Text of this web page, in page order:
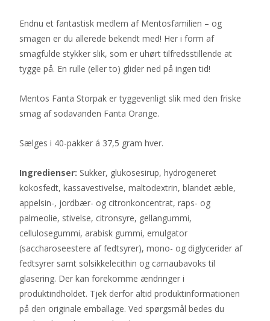
Endnu et fantastisk medlem af Mentosfamilien – og
smagen er du allerede bekendt med! Her i form af
smagfulde stykker slik, som er uhørt tilfredsstillende at
tygge på. En rulle (eller to) glider ned på ingen tid!
Mentos Fanta Storpak er tyggevenligt slik med den friske
smag af sodavanden Fanta Orange.
Sælges i 40-pakker á 37,5 gram hver.
Ingredienser: Sukker, glukosesirup, hydrogeneret
kokosfedt, kassavestivelse, maltodextrin, blandet æble,
appelsin-, jordbær- og citronkoncentrat, raps- og
palmeolie, stivelse, citronsyre, gellangummi,
cellulosegummi, arabisk gummi, emulgator
(saccharoseestere af fedtsyrer), mono- og diglycerider af
fedtsyrer samt solsikkelecithin og carnaubavoks til
glasering. Der kan forekomme ændringer i
produktindholdet. Tjek derfor altid produktinformationen
på den originale emballage. Ved spørgsmål bedes du